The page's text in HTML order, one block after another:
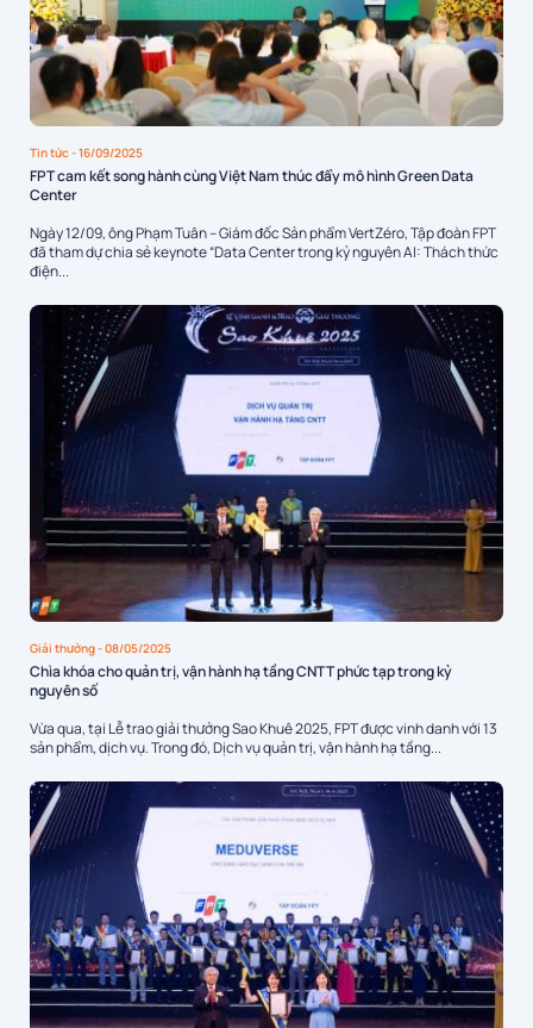
Tin tức- 16/09/2025
FPT cam kết song hành cùng Việt Nam thúc đẩy mô hình Green Data
Center
Ngày 12/09, ông Phạm Tuân – Giám đốc Sản phẩm VertZéro, Tập đoàn FPT
đã tham dự chia sẻ keynote “Data Center trong kỷ nguyên AI: Thách thức
điện...
Giải thưởng- 08/05/2025
Chìa khóa cho quản trị, vận hành hạ tầng CNTT phức tạp trong kỷ
nguyên số
Vừa qua, tại Lễ trao giải thưởng Sao Khuê 2025, FPT được vinh danh với 13
sản phẩm, dịch vụ. Trong đó, Dịch vụ quản trị, vận hành hạ tầng...